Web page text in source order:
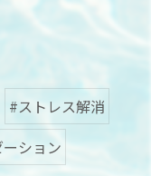
#ストレス解消
ション